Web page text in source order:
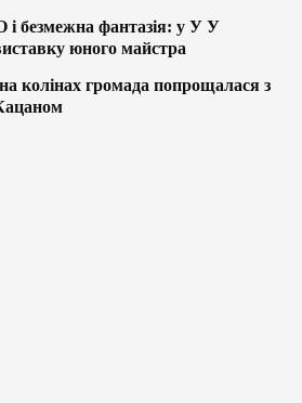
і безмежна фантазія: у У У
юного майстра
колінах громада попрощалася з